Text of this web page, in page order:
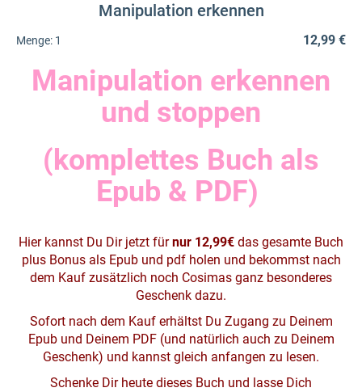
Manipulation erkennen
Menge: 1 12,99 €
Manipulation erkennen
und stoppen
(komplettes Buch als
Epub & PDF)
Hier kannst Du Dir jetzt fürnur 12,99€ das gesamte Buch
plus Bonus als Epub und pdf holen und bekommst nach
dem Kauf zusätzlich noch Cosimas ganz besonderes
Geschenk dazu.
Sofort nach dem Kauf erhältst Du Zugang zu Deinem
Epub und Deinem PDF (und natürlich auch zu Deinem
Geschenk) und kannst gleich anfangen zu lesen.
Schenke Dir heute dieses Buch und lasse Dich